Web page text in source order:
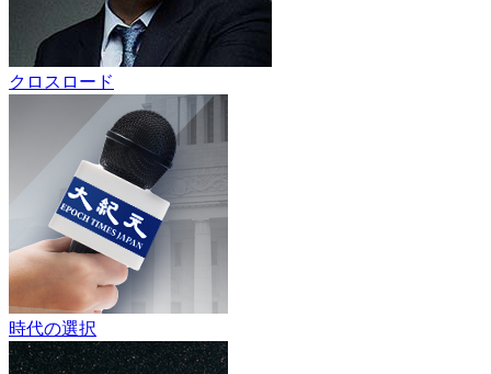
クロスロード
時代の選択